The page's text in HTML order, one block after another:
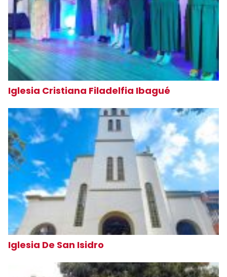
Iglesia Cristiana Filadelfia Ibagué
Iglesia De San Isidro